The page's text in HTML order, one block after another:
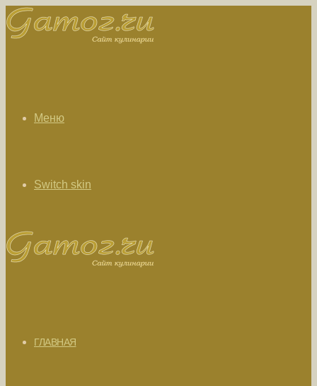
Меню
Switch skin
ГЛАВНАЯ